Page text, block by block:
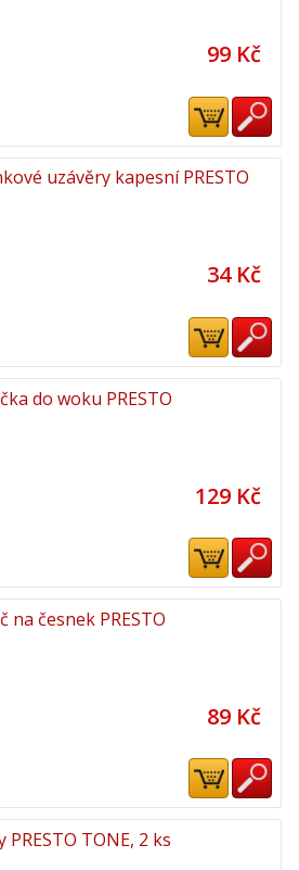
99 Kč
uzávěry kapesní PRESTO
34 Kč
do woku PRESTO
129 Kč
na česnek PRESTO
89 Kč
PRESTO TONE, 2 ks